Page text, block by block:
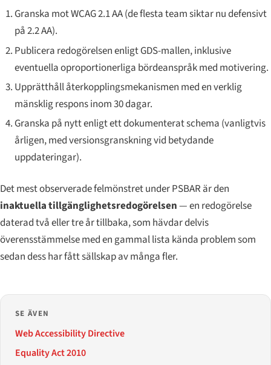
Granska mot WCAG 2.1 AA (de flesta team siktar nu defensivt
på 2.2 AA).
Publicera redogörelsen enligt GDS-mallen, inklusive
eventuella oproportionerliga bördeanspråk med motivering.
Upprätthåll återkopplingsmekanismen med en verklig
mänsklig respons inom 30 dagar.
Granska på nytt enligt ett dokumenterat schema (vanligtvis
årligen, med versionsgranskning vid betydande
uppdateringar).
Det mest observerade felmönstret under PSBAR är den
inaktuella tillgänglighetsredogörelsen— en redogörelse
daterad två eller tre år tillbaka, som hävdar delvis
överensstämmelse med en gammal lista kända problem som
sedan dess har fått sällskap av många fler.
SE ÄVEN
Web Accessibility Directive
Equality Act 2010